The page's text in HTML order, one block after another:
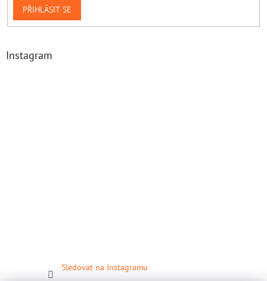
PŘIHLÁSIT SE
Instagram
Sledovat na Instagramu